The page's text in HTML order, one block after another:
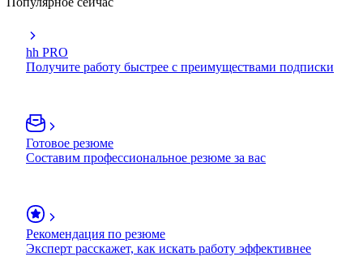
hh PRO
Получите работу быстрее с преимуществами подписки
Готовое резюме
Составим профессиональное резюме за вас
Рекомендация по резюме
Эксперт расскажет, как искать работу эффективнее